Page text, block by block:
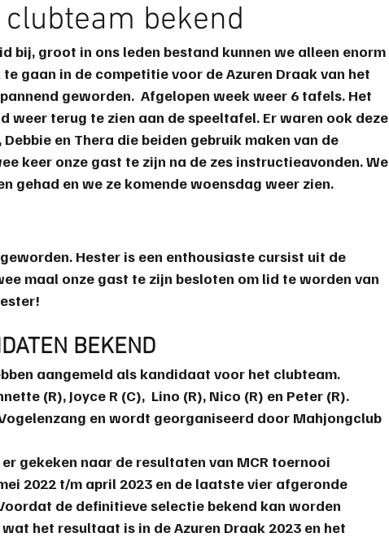
zwarte schildpad 2020
corona-virus COVID-19 bestuur
elementen speeltip bestuursmededeling
bekend
bij, groot in ons leden bestand kunnen we alleen enorm
gaan in de competitie voor de Azuren Draak van het
geworden.  Afgelopen week weer 6 tafels. Het
weer terug te zien aan de speeltafel. Er waren ook deze
, Debbie en Thera die beiden gebruik maken van de
keer onze gast te zijn na de zes instructieavonden. We
gehad en we ze komende woensdag weer zien.
Hester is een enthousiaste cursist uit de
maal onze gast te zijn besloten om lid te worden van
BEKEND
aangemeld als kandidaat voor het clubteam.
(R), Joyce R (C), Lino (R), Nico (R) en Peter (R).
en wordt georganiseerd door Mahjongclub
gekeken naar de resultaten van MCR toernooi
2022 t/m april 2023 en de laatste vier afgeronde
de definitieve selectie bekend kan worden
het resultaat is in de Azuren Draak 2023 en het